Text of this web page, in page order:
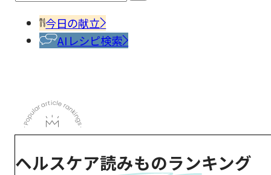
今日の献立
AIレシピ検索
ヘルスケア読みものランキング